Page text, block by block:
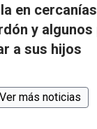
en
y algunos
a sus hijos
Ver más noticias